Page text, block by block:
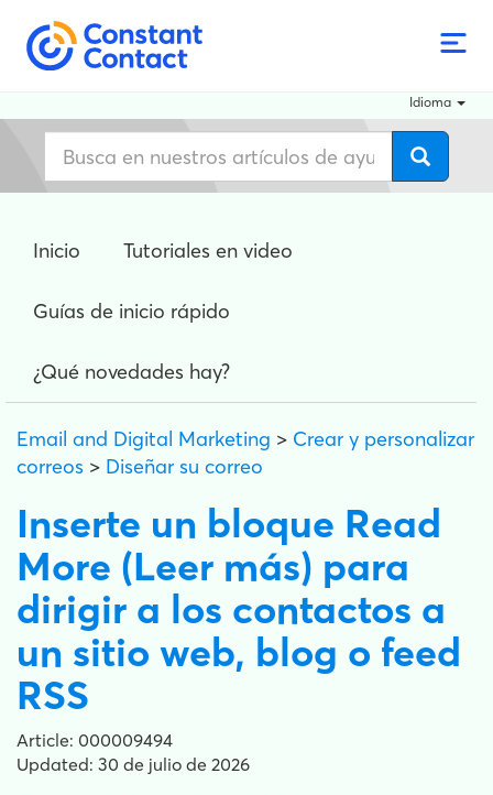
Idioma
Inicio Tutoriales en video
Guías de inicio rápido
¿Qué novedades hay?
Email and Digital Marketing > Crear y personalizar
correos > Diseñar su correo
Inserte un bloque Read
More (Leer más) para
dirigir a los contactos a
un sitio web, blog o feed
RSS
Article: 000009494
Updated: 30 de julio de 2026